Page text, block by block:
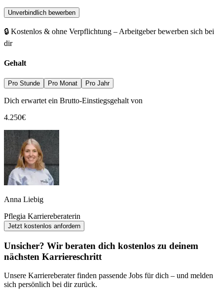
Unverbindlich bewerben
🔒 Kostenlos & ohne Verpflichtung – Arbeitgeber bewerben sich bei
dir
Gehalt
Pro Stunde Pro Monat Pro Jahr
Dich erwartet ein Brutto-Einstiegsgehalt von
4.250€
Anna Liebig
Pflegia Karriereberaterin
Jetzt kostenlos anfordern
Unsicher? Wir beraten dich kostenlos zu deinem
nächsten Karriereschritt
Unsere Karriereberater finden passende Jobs für dich – und melden
sich persönlich bei dir zurück.